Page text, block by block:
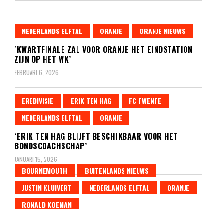
NEDERLANDS ELFTAL ORANJE ORANJE NIEUWS
‘KWARTFINALE ZAL VOOR ORANJE HET EINDSTATION
ZIJN OP HET WK’
FEBRUARI 6, 2026
EREDIVISIE ERIK TEN HAG
FC TWENTE
NEDERLANDS ELFTAL
ORANJE
‘ERIK TEN HAG BLIJFT BESCHIKBAAR VOOR HET
BONDSCOACHSCHAP’
JANUARI 15, 2026
BOURNEMOUTH
BUITENLANDS NIEUWS
JUSTIN KLUIVERT
NEDERLANDS ELFTAL
ORANJE
RONALD KOEMAN